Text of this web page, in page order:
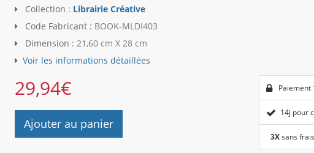
Collection : Librairie Créative
Code Fabricant : BOOK-MLDI403
Dimension : 21,60 cm X 28 cm
Voir les informations détaillées
29,94€
Ajouter au panier
Paiement
14j pour
3Xsans